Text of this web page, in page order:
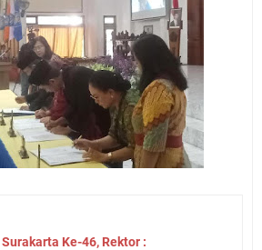
Ke-46, Rektor :